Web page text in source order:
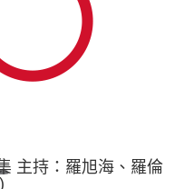
主持：羅旭海、羅倫